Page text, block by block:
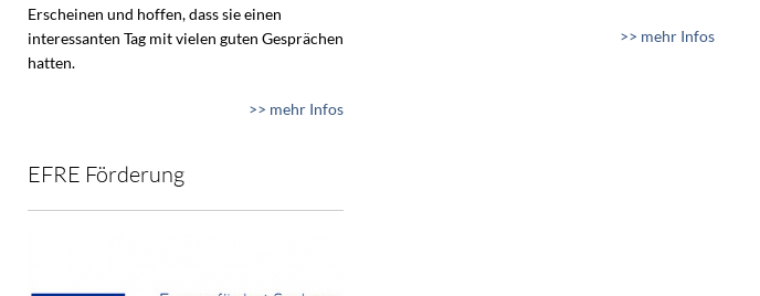
Erscheinen und hoffen, dass sie einen
interessanten Tag mit vielen guten Gesprächen
hatten.
>> mehr Infos
>> mehr Infos
EFRE Förderung